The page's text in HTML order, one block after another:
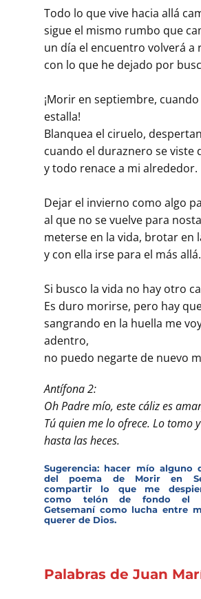
Todo lo que vive hacia allá
sigue el mismo rumbo que
un día el encuentro volverá a
con lo que he dejado por
¡Morir en septiembre,
estalla!
Blanquea el ciruelo,
cuando el duraznero se viste
y todo renace a mi alrededor.
Dejar el invierno como algo
al que no se vuelve para
meterse en la vida, brotar en
y con ella irse para el más allá.
Si busco la vida no hay otro
Es duro morirse, pero hay
sangrando en la huella me
adentro,
no puedo negarte de nuevo
Antífona 2:
Oh Padre mío, este cáliz es
Tú quien me lo ofrece. Lo tomo
hasta las heces.
Sugerencia: hacer mío alguno
del poema de Morir en
compartir lo que me
como telón de fondo el
Getsemaní como lucha entre
querer de Dios.
Palabras de Juan